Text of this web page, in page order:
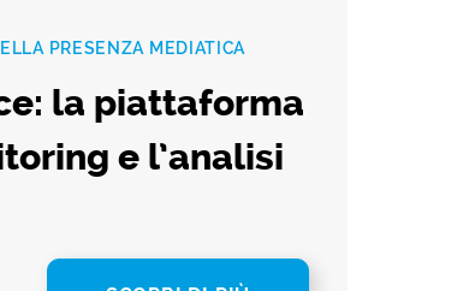
PRESENZA MEDIATICA
la piattaforma
e l’analisi